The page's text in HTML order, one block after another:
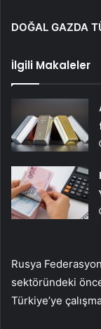
DOĞAL GAZDA
İlgili Makaleler
Rusya
sektöründeki
Türkiye’ye